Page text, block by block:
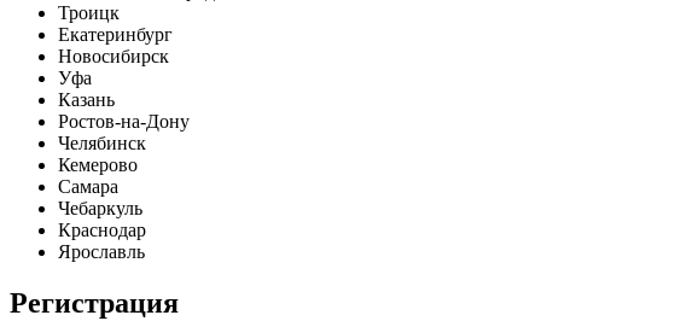
Троицк
Екатеринбург
Новосибирск
Уфа
Казань
Ростов-на-Дону
Челябинск
Кемерово
Самара
Чебаркуль
Краснодар
Ярославль
Регистрация